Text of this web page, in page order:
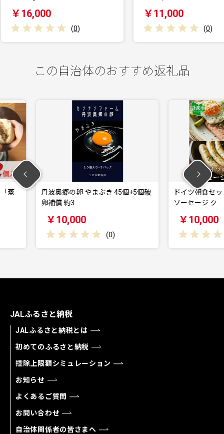
この自治体のおすすめ返礼品
き 45個+5個破
ドイツ朝食セット 4種類入り ハーブ
￥10,000
神
産
JALふるさと納税
JALふるさと納税とは
初めてのふるさと納税
控除上限額シミュレーション
お知らせ
よくあるご質問
お問い合わせ
自治体関係者の皆さまへ